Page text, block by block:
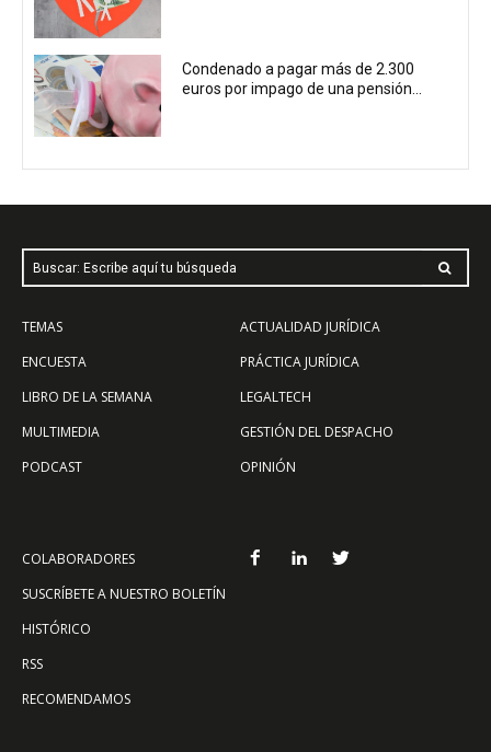
Condenado a pagar más de 2.300
euros por impago de una pensión...
Buscar: Escribe aquí tu búsqueda
TEMAS
ENCUESTA
LIBRO DE LA SEMANA
MULTIMEDIA
PODCAST
ACTUALIDAD JURÍDICA
PRÁCTICA JURÍDICA
LEGALTECH
GESTIÓN DEL DESPACHO
OPINIÓN
COLABORADORES
SUSCRÍBETE A NUESTRO BOLETÍN
HISTÓRICO
RSS
RECOMENDAMOS